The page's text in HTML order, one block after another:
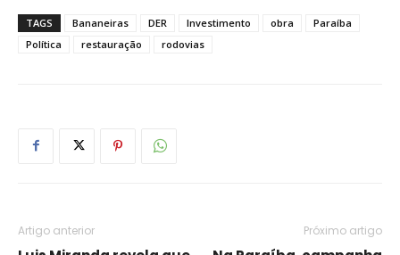
TAGS Bananeiras DER Investimento obra
Paraíba
Política
restauração rodovias
Artigo anterior Próximo artigo